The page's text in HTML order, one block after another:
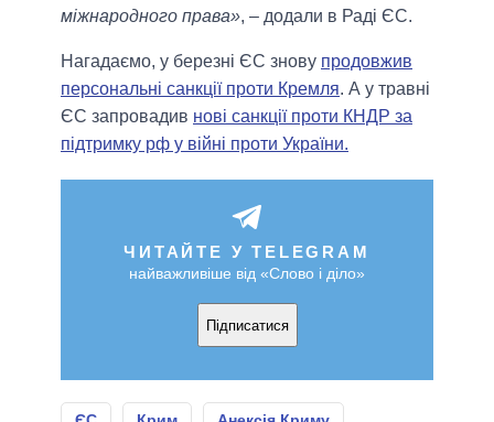
міжнародного права», – додали в Раді ЄС.
Нагадаємо, у березні ЄС знову продовжив
персональні санкції проти Кремля. А у травні
ЄС запровадив нові санкції проти КНДР за
підтримку рф у війні проти України.
ЧИТАЙТЕ У TELEGRAM
найважливіше від «Слово і діло»
Підписатися